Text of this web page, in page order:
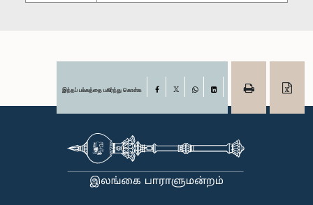
இந்தப் பக்கத்தை பகிர்ந்து கொள்க Facebook